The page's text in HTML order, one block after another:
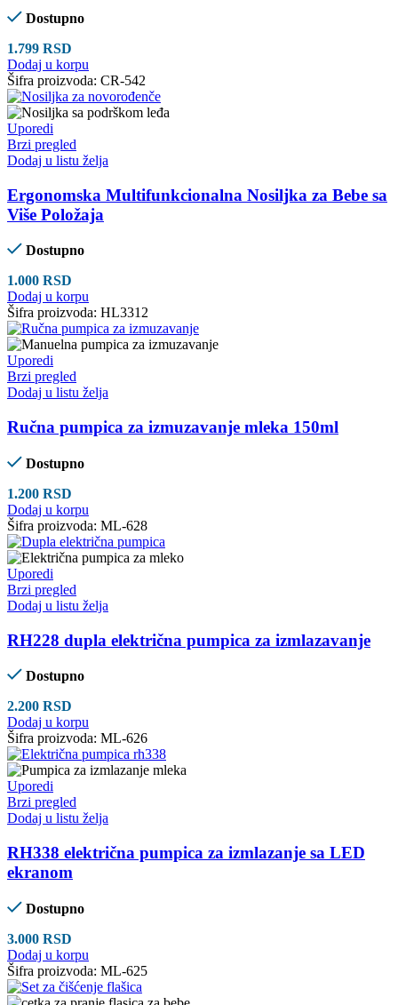
Dostupno
1.799 RSD
Dodaj u korpu
Šifra proizvoda: CR-542
Uporedi
Brzi pregled
Dodaj u listu želja
Ergonomska Multifunkcionalna Nosiljka za Bebe sa
Više Položaja
Dostupno
1.000 RSD
Dodaj u korpu
Šifra proizvoda: HL3312
Uporedi
Brzi pregled
Dodaj u listu želja
Ručna pumpica za izmuzavanje mleka 150ml
Dostupno
1.200 RSD
Dodaj u korpu
Šifra proizvoda: ML-628
Uporedi
Brzi pregled
Dodaj u listu želja
RH228 dupla električna pumpica za izmlazavanje
Dostupno
2.200 RSD
Dodaj u korpu
Šifra proizvoda: ML-626
Uporedi
Brzi pregled
Dodaj u listu želja
RH338 električna pumpica za izmlazanje sa LED
ekranom
Dostupno
3.000 RSD
Dodaj u korpu
Šifra proizvoda: ML-625